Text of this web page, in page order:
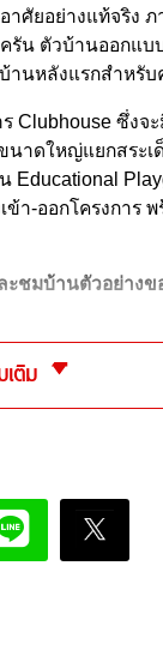
ศัยอย่างแท้จริง
น ตัวบ้านออกแบ
านหลังแรกสำหรับ
ร Clubhouse ซึ่งจ
นาดใหญ่แยกสระ
Educational
า-ออกโครงการ
ะชมบ้านตัวอย่างข
เติม